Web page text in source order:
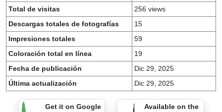
Total de visitas
256 views
Descargas totales de fotografías
15
Impresiones totales
59
Coloración total en línea
19
Fecha de publicación
Dic 29, 2025
Última actualización
Dic 29, 2025
Get it on Google
Available on the